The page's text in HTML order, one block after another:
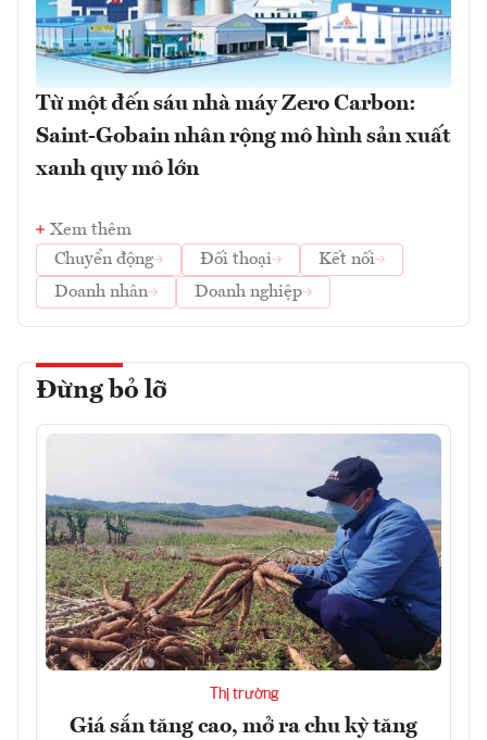
Từ một đến sáu nhà máy Zero Carbon:
Saint-Gobain nhân rộng mô hình sản xuất
xanh quy mô lớn
Xem thêm
Chuyển động
Đối thoại
Kết nối
Doanh nhân
Doanh nghiệp
Đừng bỏ lỡ
Thị trường
Giá sắn tăng cao, mở ra chu kỳ tăng